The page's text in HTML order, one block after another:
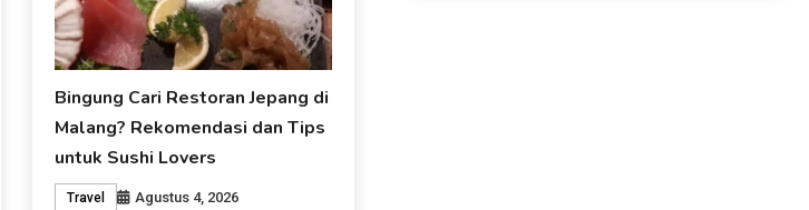
Bingung Cari Restoran Jepang di
Malang? Rekomendasi dan Tips
untuk Sushi Lovers
Travel
Agustus 4, 2026